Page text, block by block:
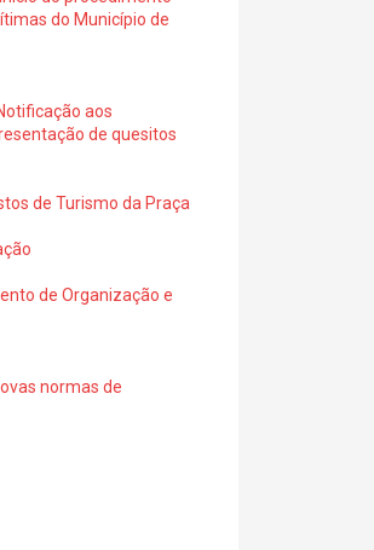
do Município de
aos
de quesitos
de Turismo da Praça
de Organização e
normas de